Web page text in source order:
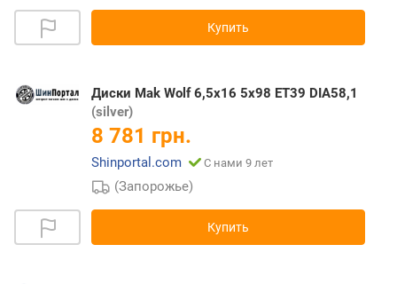
Купить
Диски Mak Wolf 6,5x16 5x98 ET39 DIA58,1
(silver)
8 781 грн.
Shinportal.com С нами 9 лет
(Запорожье)
Купить